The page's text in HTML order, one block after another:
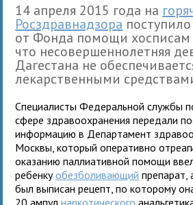
14 апреля 2015 года на
Росздравнадзора
от Фонда помощи хосписам
что несовершеннолетняя
Дагестана не
лекарственными
Специалисты Федеральной службы
сфере здравоохранения передали
информацию в Департамент
Москвы, который оперативно
оказанию паллиативной помощи
ребенкуобезболивающий препарат,
был выписан рецепт, по которому
20 ампулнаркотического